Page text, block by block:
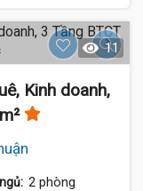
11
Kinh doanh,
2 phòng